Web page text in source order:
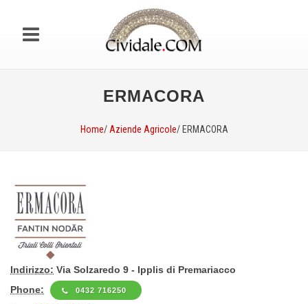
ERMACORA
Home/ Aziende Agricole/ ERMACORA
Indirizzo: Via Solzaredo 9 - Ipplis di Premariacco
Phone:
0432 716250